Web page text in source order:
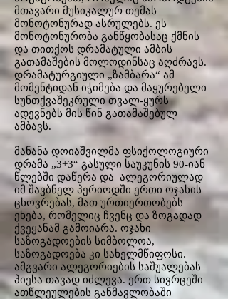
მთავარი მუსიკალურ თემას
მონოტონურად ასრულებს. ეს
მონოტონურობა განწყობასაც ქმნის
და თითქოს დრამატული ამბის
გათამაშების მოლოდინსაც აღძრავს.
დრამატურგიული „ზამბარა“ ამ
მომენტიდან იჭიმება და მაყურებელი
სუნთქვაშეკრული თვალ-ყურს
ადევნებს მის წინ გათამაშებულ
ამბავს.
მანანა დოიაშვილმა ფსიქოლოგიური
დრამა „3+3“ გასული საუკუნის 90-იან
წლებში დაწერა და ალეგორიულად
იმ შავბნელ პერიოდში ერთი ოჯახის
ცხოვრებას, მათ ურთიერთობებს
ეხება, რომელიც ჩვენც და ზოგადად
ქვეყანამ გამოიარა. ოჯახი
საზოგადოების სიმბოლოა,
საზოგადოება კი სახელმწიფოსი.
ამგვარი ალეგორიების საშუალებას
პიესა თავად იძლევა. ერთ სივრცეში
ათწლეულების განმავლობაში